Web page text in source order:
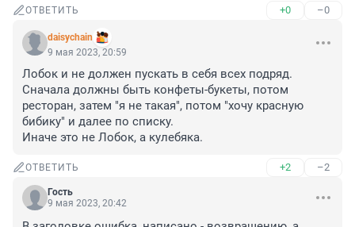
ОТВЕТИТЬ +0 –0
daisychain
9 мая 2023, 20:59
Лобок и не должен пускать в себя всех подряд.
Сначала должны быть конфеты-букеты, потом
ресторан, затем "я не такая", потом "хочу красную
бибику" и далее по списку.
Иначе это не Лобок, а кулебяка.
ОТВЕТИТЬ +2 –2
Гость
9 мая 2023, 20:42